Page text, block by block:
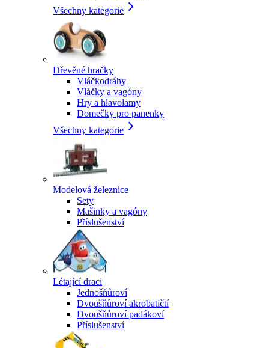
Všechny kategorie
Dřevěné hračky
Vláčkodráhy
Vláčky a vagóny
Hry a hlavolamy
Domečky pro panenky
Všechny kategorie
Modelová železnice
Sety
Mašinky a vagóny
Příslušenství
Létající draci
Jednošňůroví
Dvoušňůroví akrobatičtí
Dvoušňůroví padákoví
Příslušenství